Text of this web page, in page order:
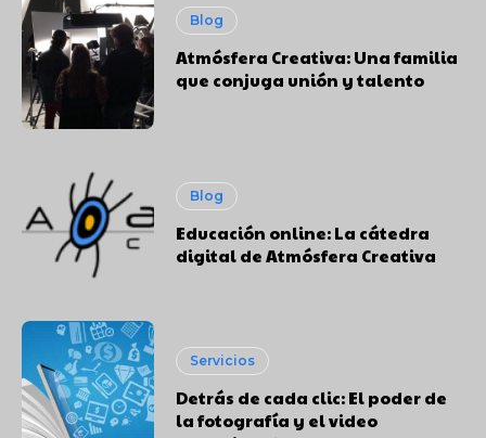
Blog
Atmósfera Creativa: Una familia
que conjuga unión y talento
Blog
Educación online: La cátedra
digital de Atmósfera Creativa
Servicios
Detrás de cada clic: El poder de
la fotografía y el video